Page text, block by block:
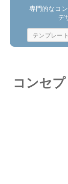
専門的なコ
デ
コンセ